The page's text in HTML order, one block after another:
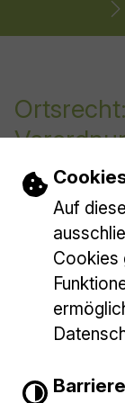
Auf
Cookies
Alle Satzungen
🔗
Gemeinde
E-Mail